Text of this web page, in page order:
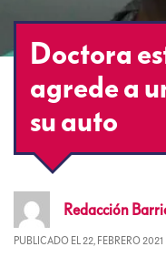
Doctora
agrede a
su auto
Redacción
PUBLICADO EL 22, FEBRERO 2021